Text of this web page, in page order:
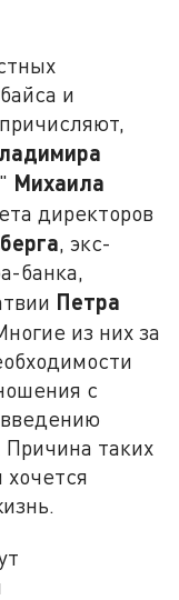
и
Михаила
директоров
, экс-
банка,
Петра
из них за
с
таких